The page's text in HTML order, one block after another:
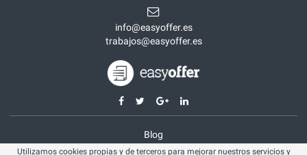
info@easyoffer.es
trabajos@easyoffer.es
Blog
Utilizamos cookies propias y de terceros para mejorar nuestros servicios y